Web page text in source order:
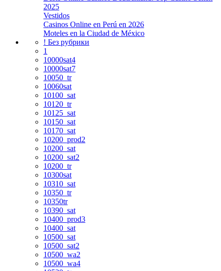
2025
Vestidos
Casinos Online en Perú en 2026
Moteles en la Ciudad de México
! Без рубрики
1
10000sat4
10000sat7
10050_tr
10060sat
10100_sat
10120_tr
10125_sat
10150_sat
10170_sat
10200_prod2
10200_sat
10200_sat2
10200_tr
10300sat
10310_sat
10350_tr
10350tr
10390_sat
10400_prod3
10400_sat
10500_sat
10500_sat2
10500_wa2
10500_wa4